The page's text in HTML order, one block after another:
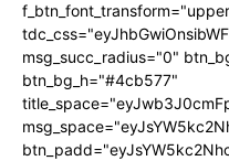
msg_succ_radius="0"
btn_bg_h="#4cb577"